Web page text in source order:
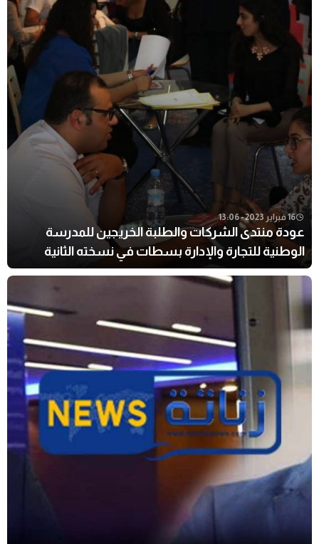
16 فبراير 2023 - 13:06
عودة منتدى الشركات والطلبة الخريجين للمدرسة
الوطنية للتجارة والإدارة بسطات في نسخته الثانية
والعشرون.